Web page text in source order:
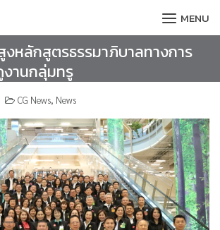
MENU
งหลักสูตรธรรมาภิบาลทางการ
านกลุ่มทรู
CG News, News